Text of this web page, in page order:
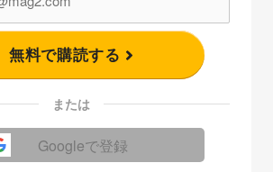
無料で購読する
または
Googleで登録